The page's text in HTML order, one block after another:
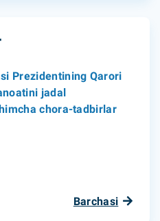
Prezidentining Qarori
jadal
chora-tadbirlar
Barchasi